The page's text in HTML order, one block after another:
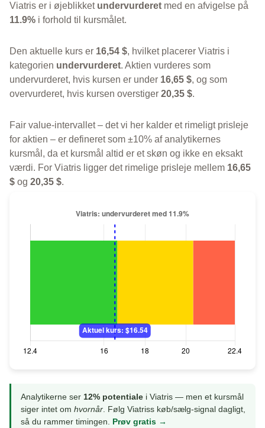
Viatris er i øjeblikket undervurderet med en afvigelse på
11.9% i forhold til kursmålet.
Den aktuelle kurs er 16,54 $, hvilket placerer Viatris i
kategorien undervurderet. Aktien vurderes som
undervurderet, hvis kursen er under 16,65 $, og som
overvurderet, hvis kursen overstiger 20,35 $.
Fair value-intervallet – det vi her kalder et rimeligt prisleje
for aktien – er defineret som ±10% af analytikernes
kursmål, da et kursmål altid er et skøn og ikke en eksakt
værdi. For Viatris ligger det rimelige prisleje mellem 16,65
$ og 20,35 $.
Analytikerne ser 12% potentiale i Viatris — men et kursmål
siger intet om hvornår. Følg Viatriss køb/sælg-signal dagligt,
så du rammer timingen. Prøv gratis →